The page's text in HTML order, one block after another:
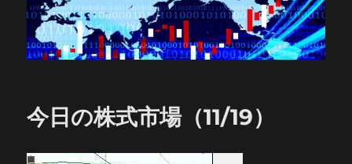
今日の株式市場（11/19）